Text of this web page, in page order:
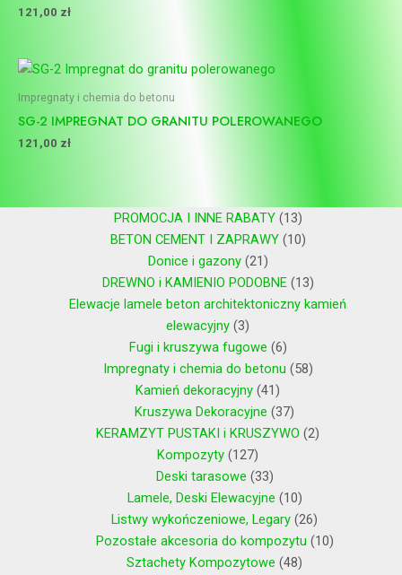
121,00 zł
Impregnaty i chemia do betonu
SG-2 IMPREGNAT DO GRANITU POLEROWANEGO
121,00 zł
PROMOCJA I INNE RABATY 13
BETON CEMENT I ZAPRAWY 10
Donice i gazony 21
DREWNO i KAMIENIO PODOBNE 13
Elewacje lamele beton architektoniczny kamień
elewacyjny 3
Fugi i kruszywa fugowe 6
Impregnaty i chemia do betonu 58
Kamień dekoracyjny 41
Kruszywa Dekoracyjne 37
KERAMZYT PUSTAKI i KRUSZYWO 2
Kompozyty 127
Deski tarasowe 33
Lamele, Deski Elewacyjne 10
Listwy wykończeniowe, Legary 26
Pozostałe akcesoria do kompozytu 10
Sztachety Kompozytowe 48